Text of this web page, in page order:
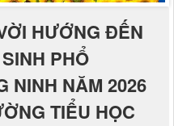
HƯỚNG ĐẾN
PHỔ
NINH NĂM 2026
TIỂU HỌC